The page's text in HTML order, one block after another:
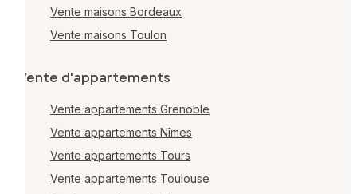
Vente maisons Bordeaux
Vente maisons Toulon
Vente d'appartements
Vente appartements Grenoble
Vente appartements Nîmes
Vente appartements Tours
Vente appartements Toulouse